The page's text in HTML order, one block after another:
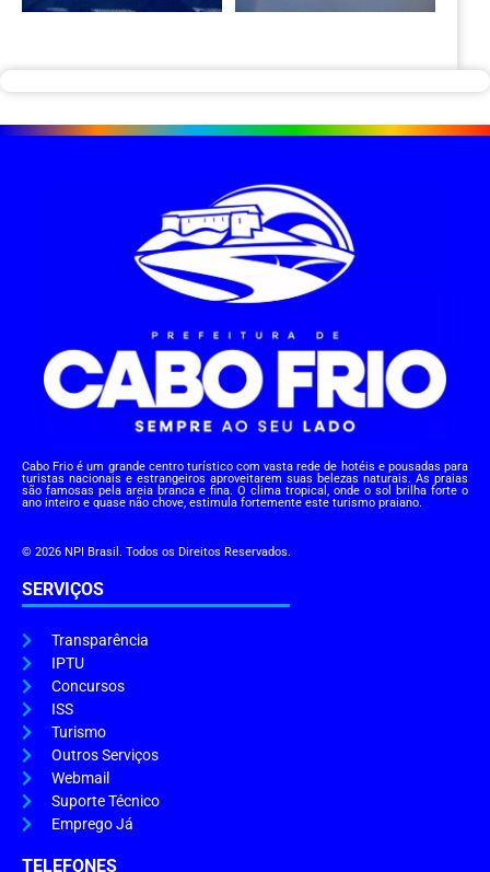
Cabo Frio é um grande centro turístico com vasta rede de hotéis e pousadas para
turistas nacionais e estrangeiros aproveitarem suas belezas naturais. As praias
são famosas pela areia branca e fina. O clima tropical, onde o sol brilha forte o
ano inteiro e quase não chove, estimula fortemente este turismo praiano.
© 2026 NPI Brasil. Todos os Direitos Reservados.
SERVIÇOS
Transparência
IPTU
Concursos
ISS
Turismo
Outros Serviços
Webmail
Suporte Técnico
Emprego Já
TELEFONES